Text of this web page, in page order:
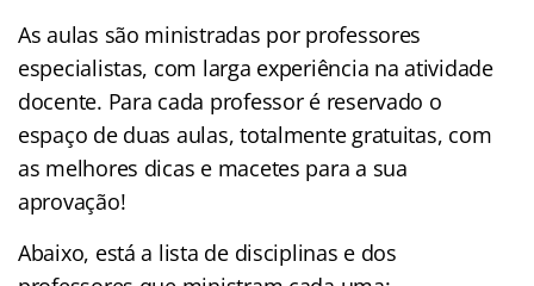
As aulas são ministradas por professores
especialistas, com larga experiência na atividade
docente. Para cada professor é reservado o
espaço de duas aulas, totalmente gratuitas, com
as melhores dicas e macetes para a sua
aprovação!
Abaixo, está a lista de disciplinas e dos